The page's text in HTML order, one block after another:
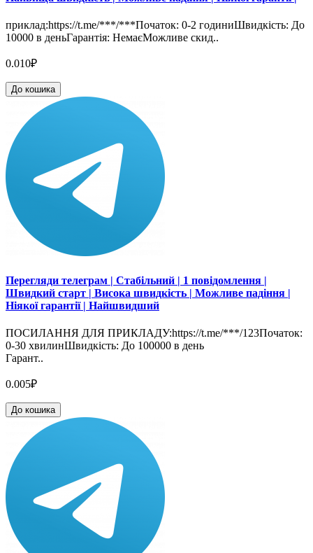
приклад:https://t.me/***/***Початок: 0-2 годиниШвидкість: До
10000 в деньГарантія: НемаєМожливе скид..
0.010₽
До кошика
Перегляди телеграм | Стабільний | 1 повідомлення |
Швидкий старт | Висока швидкість | Можливе падіння |
Ніякої гарантії | Найшвидший
ПОСИЛАННЯ ДЛЯ ПРИКЛАДУ:https://t.me/***/123Початок:
0-30 хвилинШвидкість: До 100000 в день
Гарант..
0.005₽
До кошика